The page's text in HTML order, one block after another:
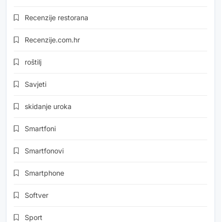
Recenzije restorana
Recenzije.com.hr
roštilj
Savjeti
skidanje uroka
Smartfoni
Smartfonovi
Smartphone
Softver
Sport